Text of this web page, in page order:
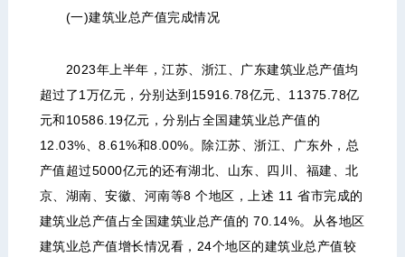
(一)建筑业总产值完成情况
2023年上半年，江苏、浙江、广东建筑业总产值均
超过了1万亿元，分别达到15916.78亿元、11375.78亿
元和10586.19亿元，分别占全国建筑业总产值的
12.03%、8.61%和8.00%。除江苏、浙江、广东外，总
产值超过5000亿元的还有湖北、山东、四川、福建、北
京、湖南、安徽、河南等8 个地区，上述 11 省市完成的
建筑业总产值占全国建筑业总产值的 70.14%。从各地区
建筑业总产值增长情况看，24个地区的建筑业总产值较